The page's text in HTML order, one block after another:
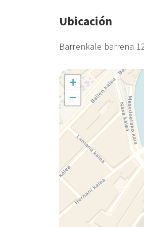
Ubicación
Barrenkale barrena
+
−